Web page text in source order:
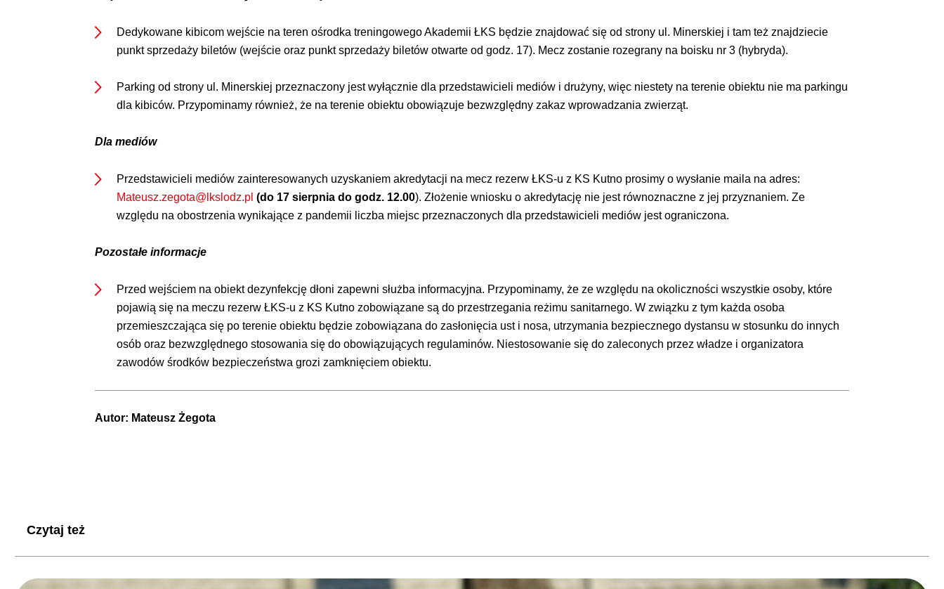
Dedykowane kibicom wejście na teren ośrodka treningowego Akademii ŁKS będzie znajdować się od strony ul. Minerskiej i tam też znajdziecie
punkt sprzedaży biletów (wejście oraz punkt sprzedaży biletów otwarte od godz. 17). Mecz zostanie rozegrany na boisku nr 3 (hybryda).
Parking od strony ul. Minerskiej przeznaczony jest wyłącznie dla przedstawicieli mediów i drużyny, więc niestety na terenie obiektu nie ma parkingu
dla kibiców. Przypominamy również, że na terenie obiektu obowiązuje bezwzględny zakaz wprowadzania zwierząt.
Dla mediów
Przedstawicieli mediów zainteresowanych uzyskaniem akredytacji na mecz rezerw ŁKS-u z KS Kutno prosimy o wysłanie maila na adres:
Mateusz.zegota@lkslodz.pl (do 17 sierpnia do godz. 12.00). Złożenie wniosku o akredytację nie jest równoznaczne z jej przyznaniem. Ze
względu na obostrzenia wynikające z pandemii liczba miejsc przeznaczonych dla przedstawicieli mediów jest ograniczona.
Pozostałe informacje
Przed wejściem na obiekt dezynfekcję dłoni zapewni służba informacyjna. Przypominamy, że ze względu na okoliczności wszystkie osoby, które
pojawią się na meczu rezerw ŁKS-u z KS Kutno zobowiązane są do przestrzegania reżimu sanitarnego. W związku z tym każda osoba
przemieszczająca się po terenie obiektu będzie zobowiązana do zasłonięcia ust i nosa, utrzymania bezpiecznego dystansu w stosunku do innych
osób oraz bezwzględnego stosowania się do obowiązujących regulaminów. Niestosowanie się do zaleconych przez władze i organizatora
zawodów środków bezpieczeństwa grozi zamknięciem obiektu.
Autor: Mateusz Żegota
Czytaj też